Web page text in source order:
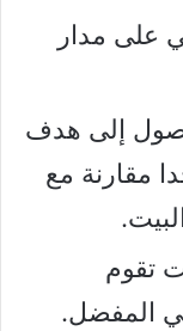
على مدار
إلى هدف
مقارنة مع
تقوم
المفضل.